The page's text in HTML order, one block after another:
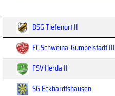
BSG Tiefenort II
FC Schweina-Gumpelstadt III
FSV Herda II
SG Eckhardtshausen